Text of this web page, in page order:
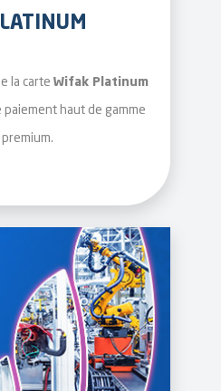
la carte Wifak Platinum
haut de gamme